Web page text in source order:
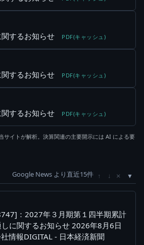
するお知らせ PDF(キャッシュ)
するお知らせ PDF(キャッシュ)
するお知らせ PDF(キャッシュ)
サイトが解析。決算関連の主要開示には AI による要
Google News より直近15件 ↑ ↓ ×
：2027年３月期第１四半期累計
に関するお知らせ 2026年8月6日
情報DIGITAL - 日本経済新聞